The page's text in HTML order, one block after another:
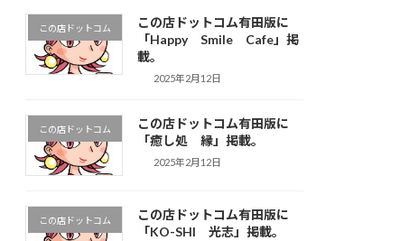
この店ドットコム
この店ドットコム有田版に
「Happy Smile Cafe」掲
載。
2025年2月12日
この店ドットコム
この店ドットコム有田版に
「癒し処 縁」掲載。
2025年2月12日
この店ドットコム
この店ドットコム有田版に
「KO-SHI 光志」掲載。